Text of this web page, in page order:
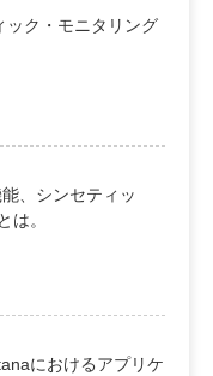
ック・モニタリング
、シンセティッ
は。
におけるアプリケ